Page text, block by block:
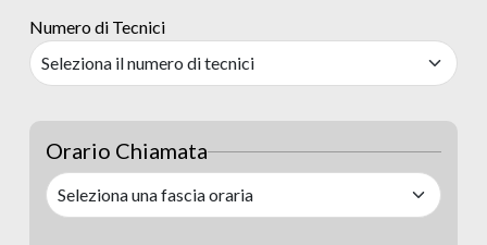
Numero di Tecnici
Orario Chiamata